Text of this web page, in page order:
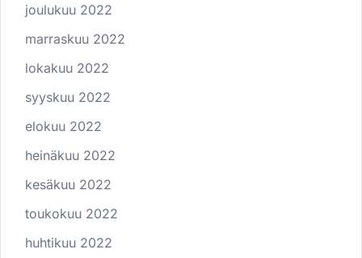
joulukuu 2022
marraskuu 2022
lokakuu 2022
syyskuu 2022
elokuu 2022
heinäkuu 2022
kesäkuu 2022
toukokuu 2022
huhtikuu 2022